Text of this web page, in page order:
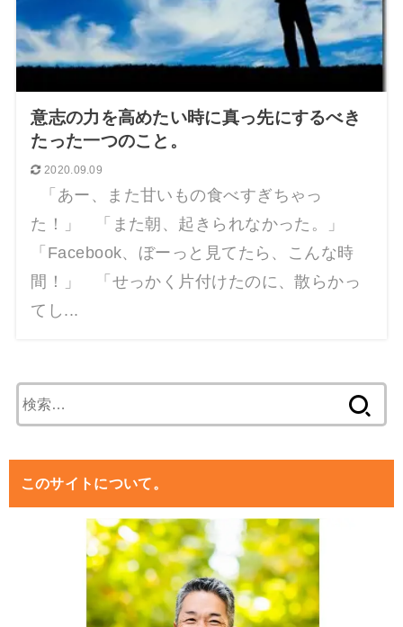
意志の力を高めたい時に真っ先にするべき
たった一つのこと。
2020.09.09
「あー、また甘いもの食べすぎちゃっ
た！」 「また朝、起きられなかった。」
「Facebook、ぼーっと見てたら、こんな時
間！」 「せっかく片付けたのに、散らかっ
てし...
索:
このサイトについて。